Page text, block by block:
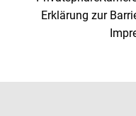
Erklärung zur